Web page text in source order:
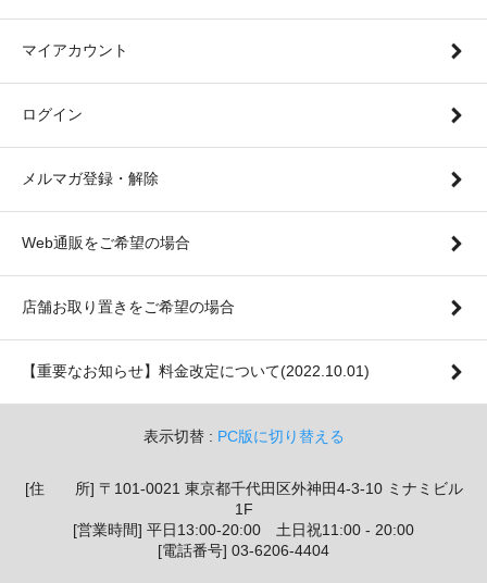
マイアカウント
ログイン
メルマガ登録・解除
Web通販をご希望の場合
店舗お取り置きをご希望の場合
【重要なお知らせ】料金改定について(2022.10.01)
表示切替 : PC版に切り替える
[住 所] 〒101-0021 東京都千代田区外神田4-3-10 ミナミビル
1F
[営業時間] 平日13:00-20:00 土日祝11:00 - 20:00
[電話番号] 03-6206-4404